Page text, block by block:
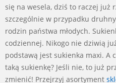
się na wesela, dziś to raczej już
szczególnie w przypadku
rodzin państwa młodych.
codziennej. Nikogo nie dziwią
podstawą jest sukienka maxi. A
taką sukienkę? Jeśli nie, to już
zmienić! Przejrzyj asortyment